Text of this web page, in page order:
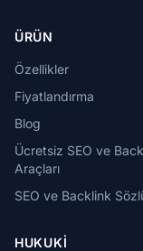
ÜRÜN
Özellikler
Fiyatlandırma
Blog
Ücretsiz SEO ve
Araçları
SEO ve Backlink
HUKUKI